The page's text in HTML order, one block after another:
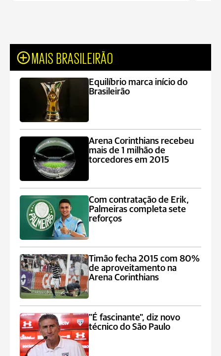
MAIS BRASILEIRÃO
Equilíbrio marca início do
Brasileirão
Arena Corinthians recebeu
mais de 1 milhão de
torcedores em 2015
Com contratação de Erik,
Palmeiras completa sete
reforços
Timão fecha 2015 com 80%
de aproveitamento na
Arena Corinthians
"É fascinante", diz novo
técnico do São Paulo